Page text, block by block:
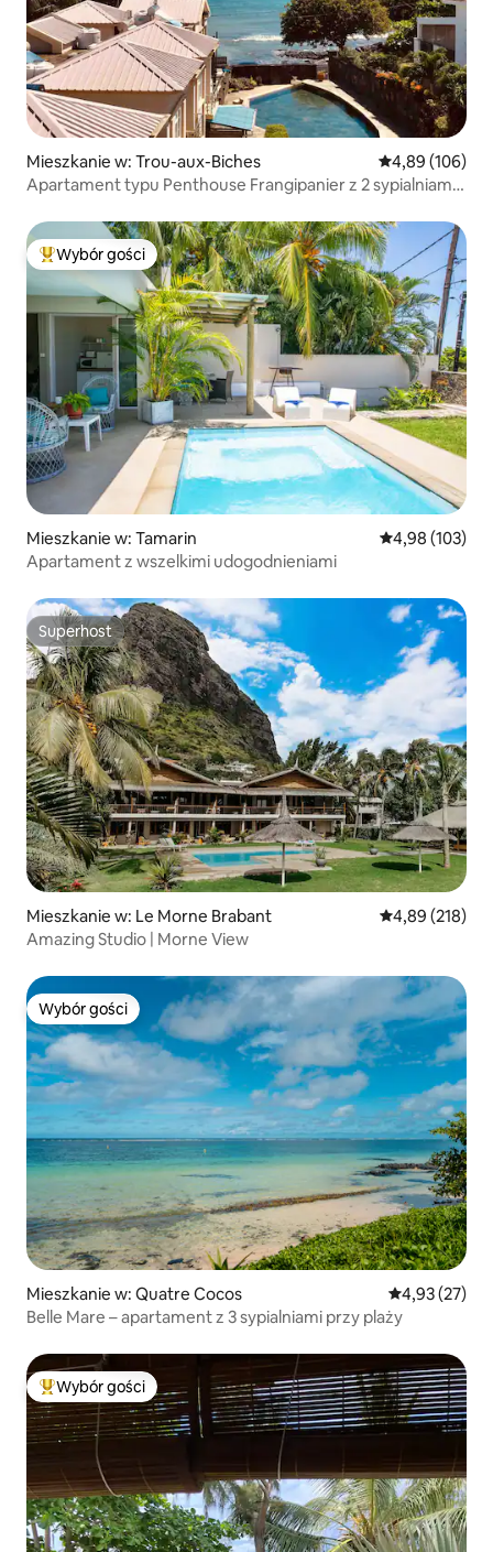
Mieszkanie w: Trou-aux-Biches Średnia
4,89 (106)
Apartament typu Penthouse Frangipanier z 2 sypialniami i
Najpopularniejsze z kategorii Wybór gości
Wybór gości
Mieszkanie w: Tamarin Średnia
4,98 (103)
Apartament z wszelkimi udogodnieniami
Superhost
Superhost
Mieszkanie w: Le Morne Brabant Średnia
4,89 (218)
Amazing Studio | Morne View
Wybór gości
Wybór gości
Mieszkanie w: Quatre Cocos Średnia
4,93 (27)
Belle Mare – apartament z 3 sypialniami przy plaży
Najpopularniejsze z kategorii Wybór gości
Wybór gości